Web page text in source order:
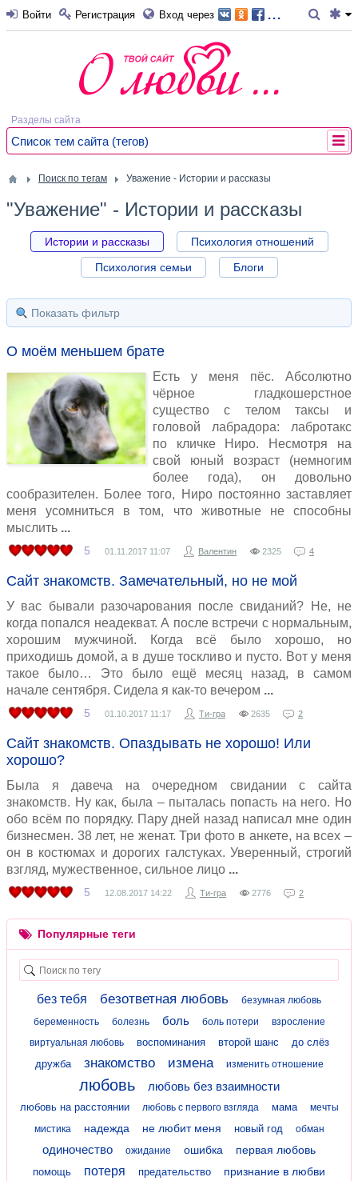
Войти Регистрация Вход через ...
Разделы сайта
Список тем сайта (тегов)
Поиск по тегам Уважение - Истории и рассказы
"Уважение" - Истории и рассказы
Истории и рассказы
Психология отношений
Психология семьи
Блоги
Показать фильтр
О моём меньшем брате
Есть у меня пёс. Абсолютно
чёрное гладкошерстное
существо с телом таксы и
головой лабрадора: лабротакс
по кличке Ниро. Несмотря на
свой юный возраст (немногим
более года), он довольно
сообразителен. Более того, Ниро постоянно заставляет
меня усомниться в том, что животные не способны
мыслить
5 01.11.2017 11:07 Валентин 2325 4
Сайт знакомств. Замечательный, но не мой
У вас бывали разочарования после свиданий? Не, не
когда попался неадекват. А после встречи с нормальным,
хорошим мужчиной. Когда всё было хорошо, но
приходишь домой, а в душе тоскливо и пусто. Вот у меня
такое было… Это было ещё месяц назад, в самом
начале сентября. Сидела я как-то вечером
5 01.10.2017 11:17 Ти-гра 2635 2
Сайт знакомств. Опаздывать не хорошо! Или
хорошо?
Была я давеча на очередном свидании с сайта
знакомств. Ну как, была – пыталась попасть на него. Но
обо всём по порядку. Пару дней назад написал мне один
бизнесмен. 38 лет, не женат. Три фото в анкете, на всех –
он в костюмах и дорогих галстуках. Уверенный, строгий
взгляд, мужественное, сильное лицо
5 12.08.2017 14:22 Ти-гра 2776 2
Популярные теги
без тебя безответная любовь
безумная любовь
беременность
болезнь боль боль потери
взросление
виртуальная любовь
воспоминания второй шанс
до слёз
дружба
знакомство измена изменить отношение
любовь любовь без взаимности
любовь на расстоянии любовь с первого взгляда мама
мечты
мистика
надежда не любит меня новый год обман
одиночество ожидание ошибка первая любовь
помощь потеря предательство признание в любви